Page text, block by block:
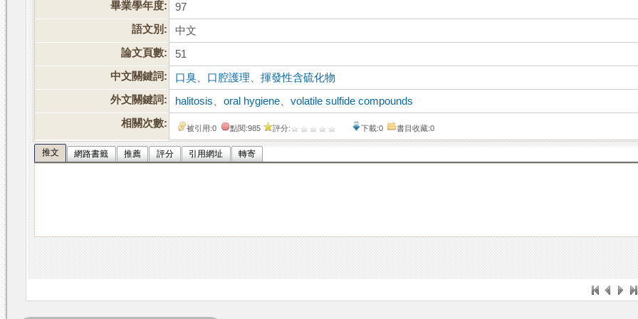
畢業學年度:
97
語文別:
中文
論文頁數:
51
中文關鍵詞:
口臭 口腔護理 、揮發性含硫化物
外文關鍵詞:
halitosis 、oral hygiene 、volatile sulfide compounds
相關次數:
被引用:0 點閱:985 評分: 下載:0 書目收藏:0
推文 網路書籤 推薦 評分 引用網址 轉寄